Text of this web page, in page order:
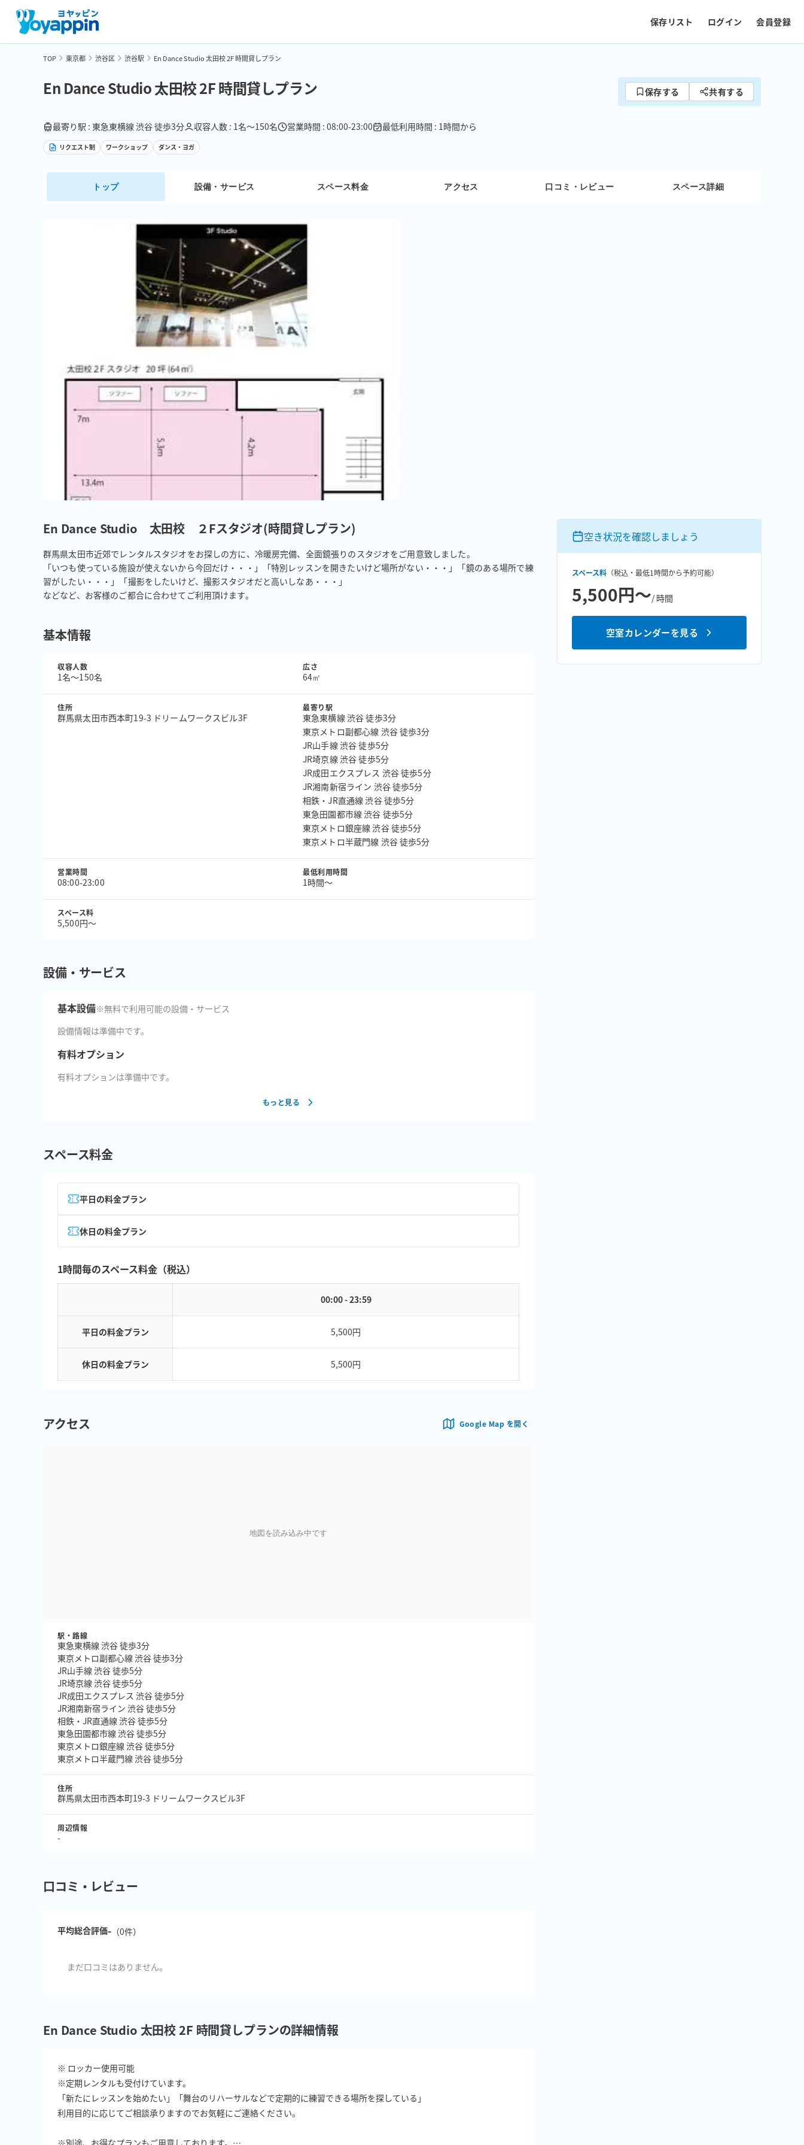
保存リスト ログイン 会員登録
TOP 東京都 渋谷区 渋谷駅 En Dance Studio 太田校 2F 時間貸しプラン
En Dance Studio 太田校 2F 時間貸しプラン 保存する 共有する
最寄り駅 : 東急東横線 渋谷 徒歩3分 収容人数 : 1名〜150名 営業時間 : 08:00-23:00 最低利用時間 : 1時間から
リクエスト制 ワークショップ ダンス・ヨガ
トップ 設備・サービス スペース料金 アクセス 口コミ・レビュー スペース詳細
En Dance Studio 太田校 ２Fスタジオ(時間貸しプラン)
群馬県太田市近郊でレンタルスタジオをお探しの方に、冷暖房完備、全面鏡張りのスタジオをご用意致しました。
「いつも使っている施設が使えないから今回だけ・・・」「特別レッスンを開きたいけど場所がない・・・」「鏡のある場所で練
習がしたい・・・」「撮影をしたいけど、撮影スタジオだと高いしなあ・・・」
などなど、お客様のご都合に合わせてご利用頂けます。
基本情報
収容人数
1名〜150名
広さ
64㎡
住所
群馬県太田市西本町19-3 ドリームワークスビル3F
最寄り駅
東急東横線 渋谷 徒歩3分
東京メトロ副都心線 渋谷 徒歩3分
JR山手線 渋谷 徒歩5分
JR埼京線 渋谷 徒歩5分
JR成田エクスプレス 渋谷 徒歩5分
JR湘南新宿ライン 渋谷 徒歩5分
相鉄・JR直通線 渋谷 徒歩5分
東急田園都市線 渋谷 徒歩5分
東京メトロ銀座線 渋谷 徒歩5分
東京メトロ半蔵門線 渋谷 徒歩5分
営業時間
08:00-23:00
最低利用時間
1時間〜
スペース料
5,500円〜
設備・サービス
基本設備※無料で利用可能の設備・サービス
設備情報は準備中です。
有料オプション
有料オプションは準備中です。
もっと見る
スペース料金
平日の料金プラン
休日の料金プラン
1時間毎のスペース料金（税込）
00:00 - 23:59
平日の料金プラン 5,500円
休日の料金プラン 5,500円
アクセス Google Map を開く
地図を読み込み中です
駅・路線
東急東横線 渋谷 徒歩3分
東京メトロ副都心線 渋谷 徒歩3分
JR山手線 渋谷 徒歩5分
JR埼京線 渋谷 徒歩5分
JR成田エクスプレス 渋谷 徒歩5分
JR湘南新宿ライン 渋谷 徒歩5分
相鉄・JR直通線 渋谷 徒歩5分
東急田園都市線 渋谷 徒歩5分
東京メトロ銀座線 渋谷 徒歩5分
東京メトロ半蔵門線 渋谷 徒歩5分
住所
群馬県太田市西本町19-3 ドリームワークスビル3F
周辺情報
-
口コミ・レビュー
平均総合評価-（0件）
まだ口コミはありません。
En Dance Studio 太田校 2F 時間貸しプランの詳細情報
※ ロッカー使用可能
※定期レンタルも受付けています。
「新たにレッスンを始めたい」「舞台のリハーサルなどで定期的に練習できる場所を探している」
利用目的に応じてご相談承りますのでお気軽にご連絡ください。
※別途、お得なプランもご用意しております。
空き状況を確認しましょう
スペース料 （税込・最低1時間から予約可能）
5,500円〜/ 時間
空室カレンダーを見る